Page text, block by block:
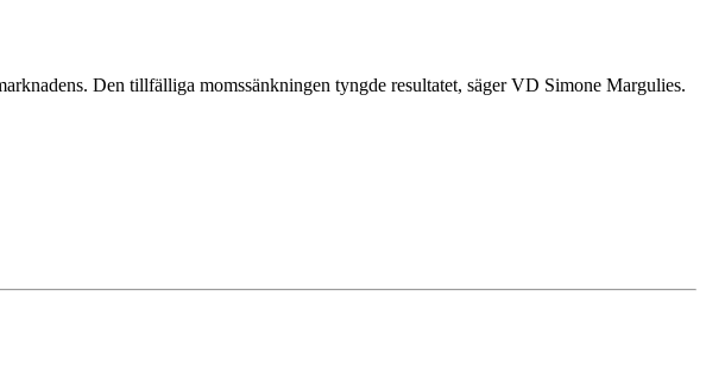
Den tillfälliga momssänkningen tyngde resultatet, säger VD Simone Margulies.